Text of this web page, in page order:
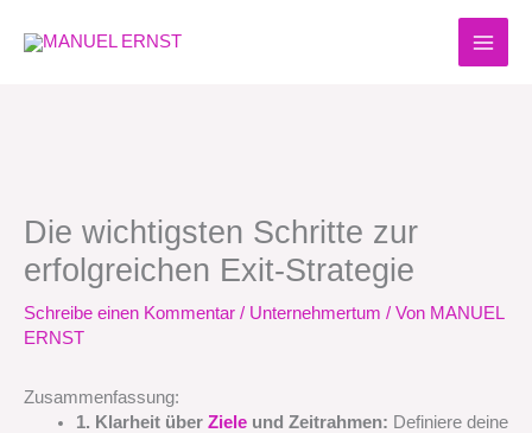
Inhalt
Die wichtigsten Schritte zur
erfolgreichen Exit-Strategie
Schreibe einen Kommentar / Unternehmertum / Von MANUEL
ERNST
Zusammenfassung:
1. Klarheit über Zieleund Zeitrahmen: Definiere deine